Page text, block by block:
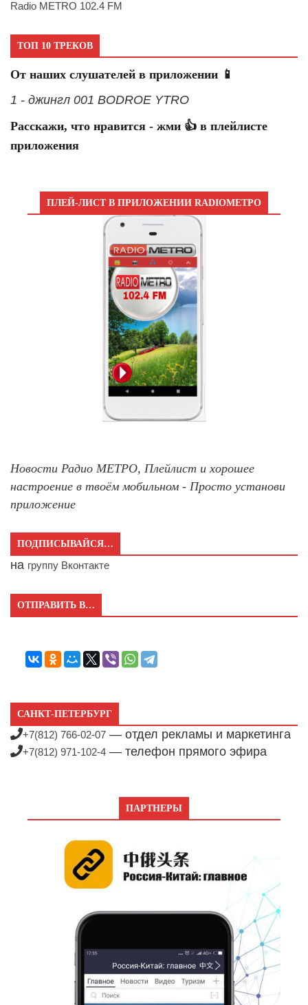
Radio METRO 102.4 FM
ТОП 10 ТРЕКОВ
От наших слушателей в приложении 📱
1 - джингл 001 BODROE YTRO
Расскажи, что нравится - жми 👍 в плейлисте
приложения
ПЛЕЙ-ЛИСТ В ПРИЛОЖЕНИИ RADIOМЕТРО
Новости Радио МЕТРО, Плейлист и хорошее
настроение в твоём мобильном - Просто установи
приложение
ПОДПИСЫВАЙСЯ…
на группу Вконтакте
ОТПРАВИТЬ В…
САНКТ-ПЕТЕРБУРГ
+7(812) 766-02-07 — отдел рекламы и маркетинга
+7(812) 971-102-4 — телефон прямого эфира
ПАРТНЕРЫ